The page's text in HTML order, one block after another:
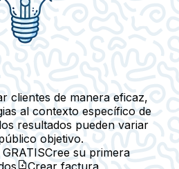
clientes de manera eficaz,
al contexto específico de
resultados pueden variar
objetivo.
Cree su primera